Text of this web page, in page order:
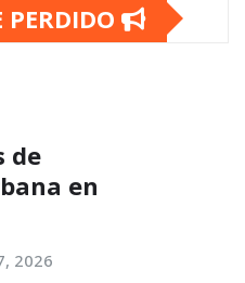
PERDIDO
de
en
2026